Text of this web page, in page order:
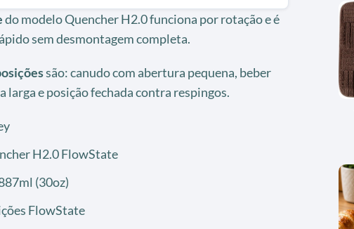
do modelo Quencher H2.0 funciona por rotação e é
sem desmontagem completa.
são: canudo com abertura pequena, beber
larga e posição fechada contra respingos.
H2.0 FlowState
(30oz)
FlowState